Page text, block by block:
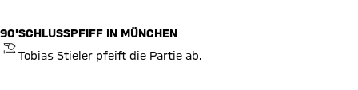
90'
ANPFIFF
SCHLUSSPFIFF IN MÜNCHEN
Tobias Stieler pfeift die Partie ab.